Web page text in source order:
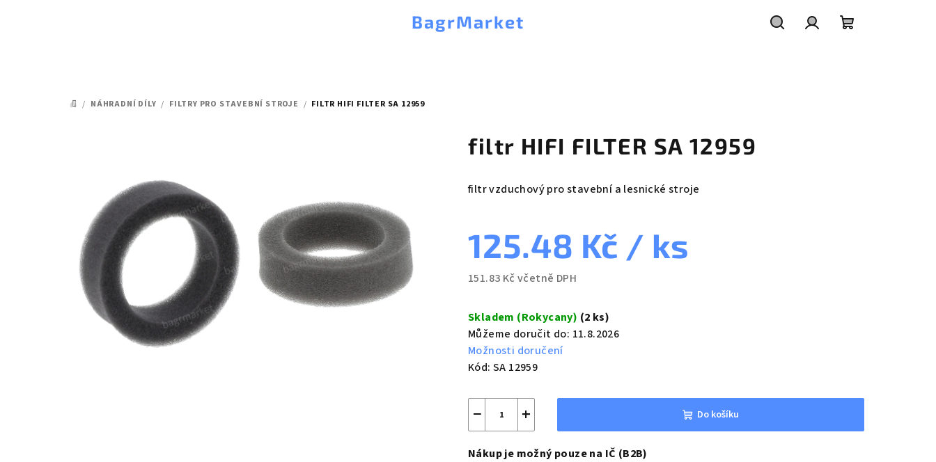
BagrMarket
DOMŮ
/ NÁHRADNÍ DÍLY / FILTRY PRO STAVEBNÍ STROJE / FILTR HIFI FILTER SA 12959
filtr HIFI FILTER SA 12959
filtr vzduchový pro stavební a lesnické stroje
125.48 Kč / ks
151.83 Kč včetně DPH
cena:
Skladem (Rokycany) (2 ks)
Můžeme doručit do: 11.8.2026
Možnosti doručení
Kód: SA 12959
+
− Do košíku
Nákup je možný pouze na IČ (B2B)